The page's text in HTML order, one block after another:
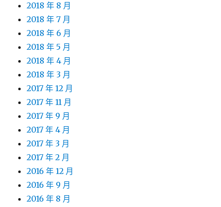
2018 年 8 月
2018 年 7 月
2018 年 6 月
2018 年 5 月
2018 年 4 月
2018 年 3 月
2017 年 12 月
2017 年 11 月
2017 年 9 月
2017 年 4 月
2017 年 3 月
2017 年 2 月
2016 年 12 月
2016 年 9 月
2016 年 8 月